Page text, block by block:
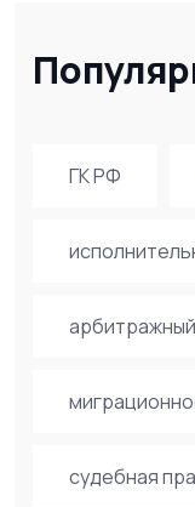
ГК РФ
судебная